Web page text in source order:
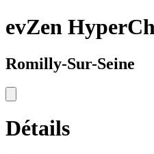
evZen
Romilly-Sur-Seine
Détails